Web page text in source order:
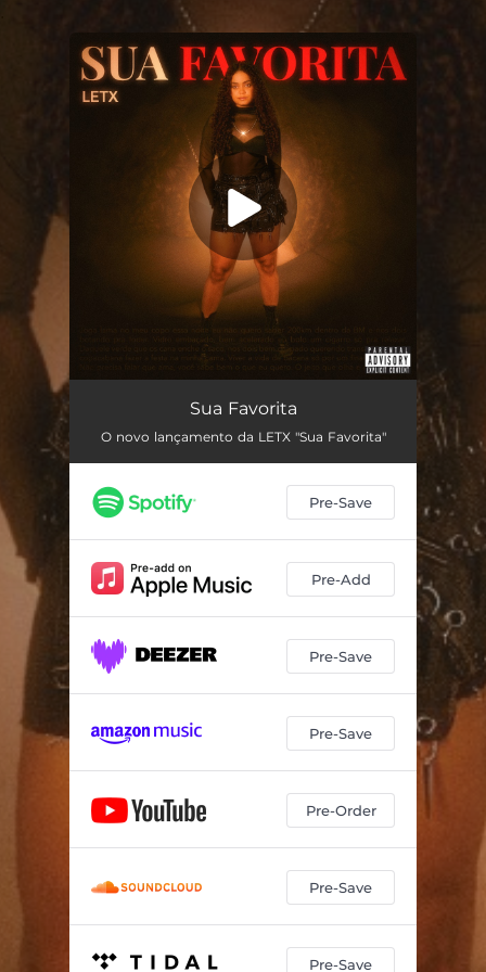
You're all set!
Sua FavoritaSua Favorita
O novo lançamento da LETX "Sua Favorita"
Pre-Save
Pre-Add
Pre-Save
Pre-Save
Pre-Order
Pre-Save
Pre-Save